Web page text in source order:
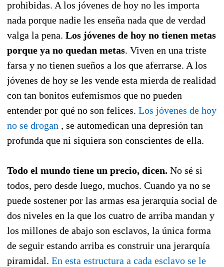
prohibidas. A los jóvenes de hoy no les importa
nada porque nadie les enseña nada que de verdad
valga la pena. Los jóvenes de hoy no tienen metas
porque ya no quedan metas. Viven en una triste
farsa y no tienen sueños a los que aferrarse. A los
jóvenes de hoy se les vende esta mierda de realidad
con tan bonitos eufemismos que no pueden
entender por qué no son felices. Los jóvenes de hoy
no se drogan , se automedican una depresión tan
profunda que ni siquiera son conscientes de ella.
Todo el mundo tiene un precio, dicen. No sé si
todos, pero desde luego, muchos. Cuando ya no se
puede sostener por las armas esa jerarquía social de
dos niveles en la que los cuatro de arriba mandan y
los millones de abajo son esclavos, la única forma
de seguir estando arriba es construir una jerarquía
piramidal. En esta estructura a cada esclavo se le